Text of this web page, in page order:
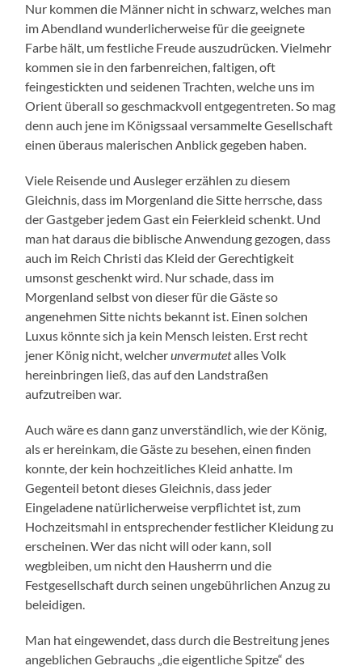
Nur kommen die Männer nicht in schwarz, welches man
im Abendland wunderlicherweise für die geeignete
Farbe hält, um festliche Freude auszudrücken. Vielmehr
kommen sie in den farbenreichen, faltigen, oft
feingestickten und seidenen Trachten, welche uns im
Orient überall so geschmackvoll entgegentreten. So mag
denn auch jene im Königssaal versammelte Gesellschaft
einen überaus malerischen Anblick gegeben haben.
Viele Reisende und Ausleger erzählen zu diesem
Gleichnis, dass im Morgenland die Sitte herrsche, dass
der Gastgeber jedem Gast ein Feierkleid schenkt. Und
man hat daraus die biblische Anwendung gezogen, dass
auch im Reich Christi das Kleid der Gerechtigkeit
umsonst geschenkt wird. Nur schade, dass im
Morgenland selbst von dieser für die Gäste so
angenehmen Sitte nichts bekannt ist. Einen solchen
Luxus könnte sich ja kein Mensch leisten. Erst recht
jener König nicht, welcherunvermutetalles Volk
hereinbringen ließ, das auf den Landstraßen
aufzutreiben war.
Auch wäre es dann ganz unverständlich, wie der König,
als er hereinkam, die Gäste zu besehen, einen finden
konnte, der kein hochzeitliches Kleid anhatte. Im
Gegenteil betont dieses Gleichnis, dass jeder
Eingeladene natürlicherweise verpflichtet ist, zum
Hochzeitsmahl in entsprechender festlicher Kleidung zu
erscheinen. Wer das nicht will oder kann, soll
wegbleiben, um nicht den Hausherrn und die
Festgesellschaft durch seinen ungebührlichen Anzug zu
beleidigen.
Man hat eingewendet, dass durch die Bestreitung jenes
angeblichen Gebrauchs „die eigentliche Spitze“ des